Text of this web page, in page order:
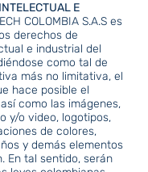
E
COLOMBIA S.A.S es
derechos de
e industrial del
como tal de
más no limitativa, el
hace posible el
como las imágenes,
y/o video, logotipos,
de colores,
y demás elementos
En tal sentido, serán